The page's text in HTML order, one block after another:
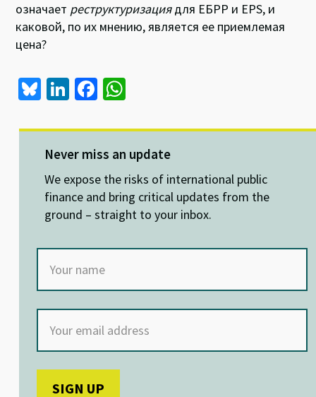
означает реструктуризациядля ЕБРР и EPS, и
каковой, по их мнению, является ее приемлемая
цена?
Bl
es
ky
Li
ke
dI
n
Fa
b
o
o
k
at
sA
p
p
Never miss an update
We expose the risks of international public
finance and bring critical updates from the
ground – straight to your inbox.